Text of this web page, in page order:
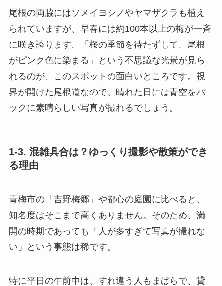
尾根の両脇にはソメイヨシノやヤマザクラも植え
られていますが、早春には約100本以上の梅が一斉
に咲き誇ります。「桜の季節を待たずして、尾根
がピンク色に染まる」という不思議な光景が見ら
れるのが、このスポットの面白いところです。視
界が開けた尾根道なので、晴れた日には青空をバ
ックに素晴らしい写真が撮れるでしょう。
1-3. 混雑具合は？ゆっくり撮影や散策ができ
る理由
青梅市の「吉野梅郷」や都心の庭園に比べると、
知名度はそこまで高くありません。そのため、満
開の時期であっても「人が多すぎて写真が撮れな
い」という事態は稀です。
特に平日の午前中は、すれ違う人もまばらで、貸